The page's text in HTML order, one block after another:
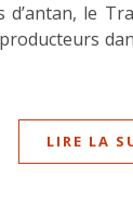
d’antan, le
LIRE LA